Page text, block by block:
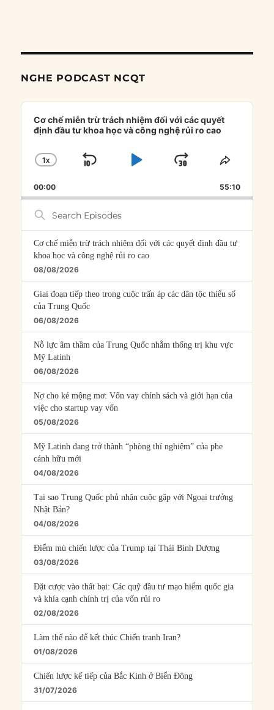
NGHE PODCAST NCQT
Audio
Player
Cơ chế miễn trừ trách nhiệm đối với các quyết
định đầu tư khoa học và công nghệ rủi ro cao
CHANGE
RATE
1X
SKIP
PLAYJUMP
FORWARD
SHARE
00:00 55:10
Search
Episodes
Cơ chế miễn trừ trách nhiệm đối với các quyết định đầu tư
khoa học và công nghệ rủi ro cao
08/08/2026
Giai đoạn tiếp theo trong cuộc trấn áp các dân tộc thiểu số
của Trung Quốc
06/08/2026
Nỗ lực âm thầm của Trung Quốc nhằm thống trị khu vực
Mỹ Latinh
06/08/2026
Nợ cho kẻ mộng mơ: Vốn vay chính sách và giới hạn của
việc cho startup vay vốn
05/08/2026
Mỹ Latinh đang trở thành “phòng thí nghiệm” của phe
cánh hữu mới
04/08/2026
Tại sao Trung Quốc phủ nhận cuộc gặp với Ngoại trưởng
Nhật Bản?
04/08/2026
Điểm mù chiến lược của Trump tại Thái Bình Dương
03/08/2026
Đặt cược vào thất bại: Các quỹ đầu tư mạo hiểm quốc gia
và khía cạnh chính trị của vốn rủi ro
02/08/2026
Làm thế nào để kết thúc Chiến tranh Iran?
01/08/2026
Chiến lược kế tiếp của Bắc Kinh ở Biển Đông
31/07/2026